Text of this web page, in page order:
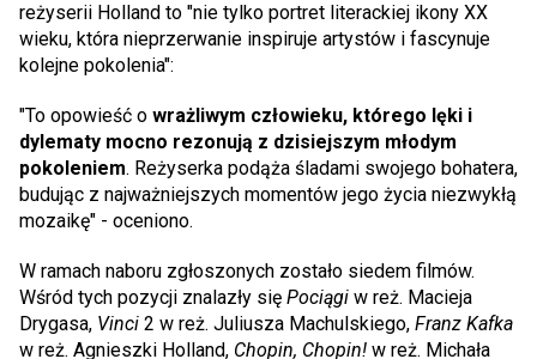
reżyserii Holland to "nie tylko portret literackiej ikony XX
wieku, która nieprzerwanie inspiruje artystów i fascynuje
kolejne pokolenia":
"To opowieść o wrażliwym człowieku, którego lęki i
dylematy mocno rezonują z dzisiejszym młodym
pokoleniem. Reżyserka podąża śladami swojego bohatera,
budując z najważniejszych momentów jego życia niezwykłą
mozaikę" - oceniono.
W ramach naboru zgłoszonych zostało siedem filmów.
Wśród tych pozycji znalazły się Pociągi w reż. Macieja
Drygasa, Vinci 2 w reż. Juliusza Machulskiego, Franz Kafka
w reż. Agnieszki Holland, Chopin, Chopin! w reż. Michała